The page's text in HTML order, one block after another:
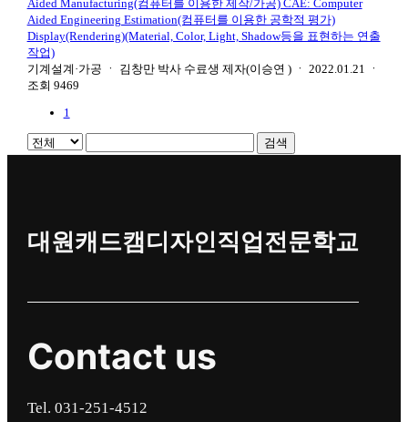
Aided Manufacturing(컴퓨터를 이용한 제작/가공) CAE: Computer
Aided Engineering Estimation(컴퓨터를 이용한 공학적 평가)
Display(Rendering)(Material, Color, Light, Shadow등을 표현하는 연출
작업)
기계설계·가공 ㆍ 김창만 박사 수료생 제자(이승연 ) ㆍ 2022.01.21 ㆍ
조회 9469
1
검색
대원캐드캠디자인직업전문학교
Contact us
Tel. 031-251-4512